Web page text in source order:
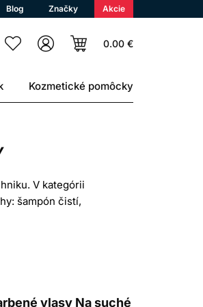
Blog Značky Akcie
0.00 €
Kozmetické pomôcky
V kategórii
šampón čistí,
a ochranou.
vlasy Na suché